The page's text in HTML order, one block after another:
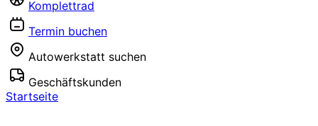
Komplettrad
Termin buchen
Autowerkstatt suchen
Geschäftskunden
Startseite